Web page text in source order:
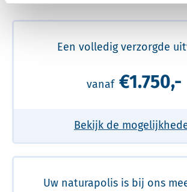
Een volledig verzorgde
vanaf €1.750,-
Bekijk de
Uw naturapolis is bij ons